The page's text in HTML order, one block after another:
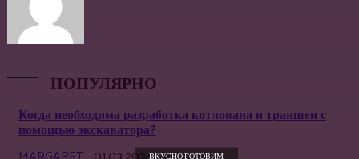
ВКУСНО ГОТОВИМ
ПОПУЛЯРНО
Когда необходима разработка котлована и траншеи с
помощью экскаватора?